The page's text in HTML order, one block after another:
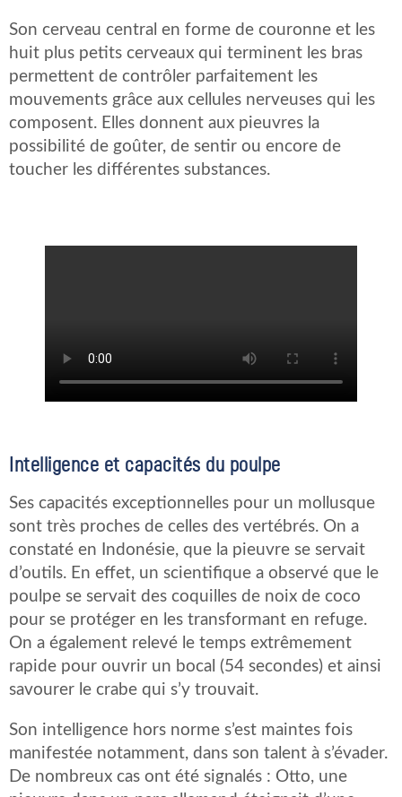
Son cerveau central en forme de couronne et les
huit plus petits cerveaux qui terminent les bras
permettent de contrôler parfaitement les
mouvements grâce aux cellules nerveuses qui les
composent. Elles donnent aux pieuvres la
possibilité de goûter, de sentir ou encore de
toucher les différentes substances.
Intelligence et capacités du poulpe
Ses capacités exceptionnelles pour un mollusque
sont très proches de celles des vertébrés. On a
constaté en Indonésie, que la pieuvre se servait
d’outils. En effet, un scientifique a observé que le
poulpe se servait des coquilles de noix de coco
pour se protéger en les transformant en refuge.
On a également relevé le temps extrêmement
rapide pour ouvrir un bocal (54 secondes) et ainsi
savourer le crabe qui s’y trouvait.
Son intelligence hors norme s’est maintes fois
manifestée notamment, dans son talent à s’évader.
De nombreux cas ont été signalés : Otto, une